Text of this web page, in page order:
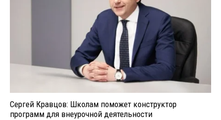
Сергей Кравцов: Школам поможет конструктор
программ для внеурочной деятельности